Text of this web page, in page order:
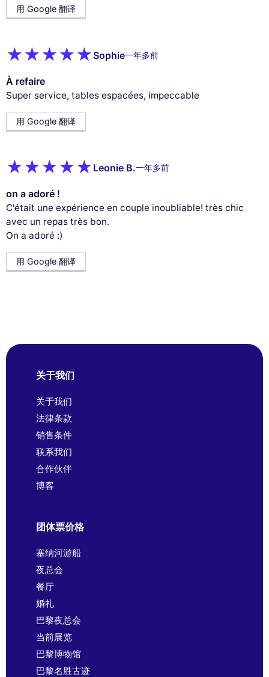
用 Google 翻译
Sophie一年多前
À refaire
Super service, tables espacées, impeccable
用 Google 翻译
Leonie B.一年多前
on a adoré !
C'était une expérience en couple inoubliable! très chic
avec un repas très bon.
On a adoré :)
用 Google 翻译
关于我们
关于我们
法律条款
销售条件
联系我们
合作伙伴
博客
团体票价格
塞纳河游船
夜总会
餐厅
婚礼
巴黎夜总会
当前展览
巴黎博物馆
巴黎名胜古迹